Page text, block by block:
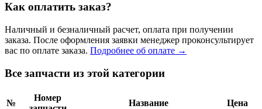
Как оплатить заказ?
Наличный и безналичный расчет, оплата при получении
заказа. После оформления заявки менеджер проконсультирует
вас по оплате заказа. Подробнее об оплате →
Все запчасти из этой категории
№
Номер
Название Цена